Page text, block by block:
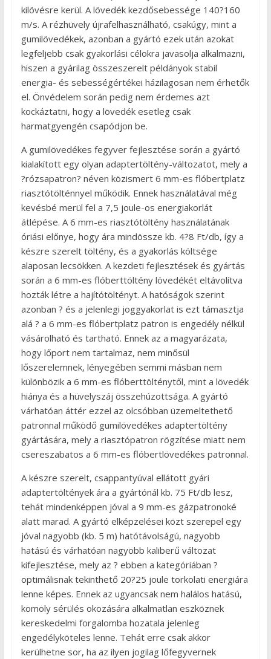
kilövésre kerül. A lövedék kezdősebessége 140?160
m/s. A rézhüvely újrafelhasználható, csakúgy, mint a
gumilövedékek, azonban a gyártó ezek után azokat
legfeljebb csak gyakorlási célokra javasolja alkalmazni,
hiszen a gyárilag összeszerelt példányok stabil
energia- és sebességértékei házilagosan nem érhetők
el. Önvédelem során pedig nem érdemes azt
kockáztatni, hogy a lövedék esetleg csak
harmatgyengén csapódjon be.
A gumilövedékes fegyver fejlesztése során a gyártó
kialakított egy olyan adaptertöltény-változatot, mely a
?rózsapatron? néven közismert 6 mm-es flóbertplatz
riasztótölténnyel működik. Ennek használatával még
kevésbé merül fel a 7,5 joule-os energiakorlát
átlépése. A 6 mm-es riasztótöltény használatának
óriási előnye, hogy ára mindössze kb. 4?8 Ft/db, így a
készre szerelt töltény, és a gyakorlás költsége
alaposan lecsökken. A kezdeti fejlesztések és gyártás
során a 6 mm-es flóberttöltény lövedékét eltávolítva
hozták létre a hajítótöltényt. A hatóságok szerint
azonban ? és a jelenlegi joggyakorlat is ezt támasztja
alá ? a 6 mm-es flóbertplatz patron is engedély nélkül
vásárolható és tartható. Ennek az a magyarázata,
hogy lőport nem tartalmaz, nem minősül
lőszerelemnek, lényegében semmi másban nem
különbözik a 6 mm-es flóberttölténytől, mint a lövedék
hiánya és a hüvelyszáj összehúzottsága. A gyártó
várhatóan áttér ezzel az olcsóbban üzemeltethető
patronnal működő gumilövedékes adaptertöltény
gyártására, mely a riasztópatron rögzítése miatt nem
csereszabatos a 6 mm-es flóbertlövedékes patronnal.
A készre szerelt, csappantyúval ellátott gyári
adaptertöltények ára a gyártónál kb. 75 Ft/db lesz,
tehát mindenképpen jóval a 9 mm-es gázpatronoké
alatt marad. A gyártó elképzelései közt szerepel egy
jóval nagyobb (kb. 5 m) hatótávolságú, nagyobb
hatású és várhatóan nagyobb kaliberű változat
kifejlesztése, mely az ? ebben a kategóriában ?
optimálisnak tekinthető 20?25 joule torkolati energiára
lenne képes. Ennek az ugyancsak nem halálos hatású,
komoly sérülés okozására alkalmatlan eszköznek
kereskedelmi forgalomba hozatala jelenleg
engedélyköteles lenne. Tehát erre csak akkor
kerülhetne sor, ha az ilyen jogilag lőfegyvernek